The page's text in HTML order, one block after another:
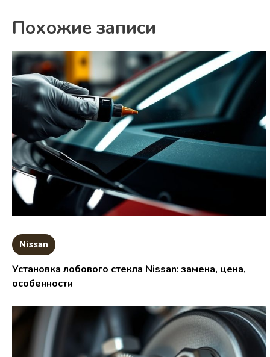
Похожие записи
Nissan
Установка лобового стекла Nissan: замена, цена,
особенности